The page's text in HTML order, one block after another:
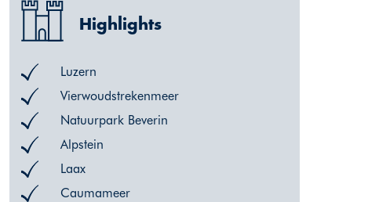
Highlights
Luzern
Vierwoudstrekenmeer
Natuurpark Beverin
Alpstein
Laax
Caumameer